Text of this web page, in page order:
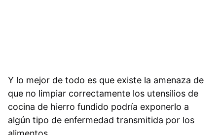
Y lo mejor de todo es que existe la amenaza de
que no limpiar correctamente los utensilios de
cocina de hierro fundido podría exponerlo a
algún tipo de enfermedad transmitida por los